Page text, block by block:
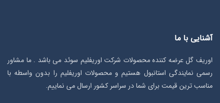
آشنایی با ما
اوریف گل عرضه کننده محصولات شرکت اوریفلیم سوئد می باشد . ما مشاور
رسمی نمایندگی استانبول هستیم و محصولات اوریفلیم را بدون واسطه با
مناسب ترین قیمت برای شما در سراسر کشور ارسال می نماییم.